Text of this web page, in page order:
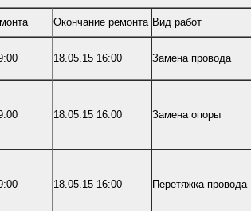
Окончание ремонта Вид работ
18.05.15 16:00 Замена провода
18.05.15 16:00 Замена опоры
18.05.15 16:00 Перетяжка провода